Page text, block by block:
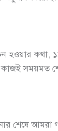
হওয়ার কথা,
কাজই সময়মত
শেষে